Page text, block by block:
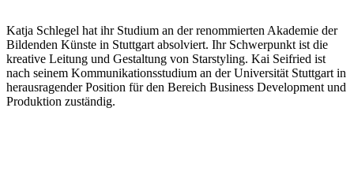
Katja Schlegel hat ihr Studium an der renommierten Akademie der
Bildenden Künste in Stuttgart absolviert. Ihr Schwerpunkt ist die
kreative Leitung und Gestaltung von Starstyling. Kai Seifried ist
nach seinem Kommunikationsstudium an der Universität Stuttgart in
herausragender Position für den Bereich Business Development und
Produktion zuständig.